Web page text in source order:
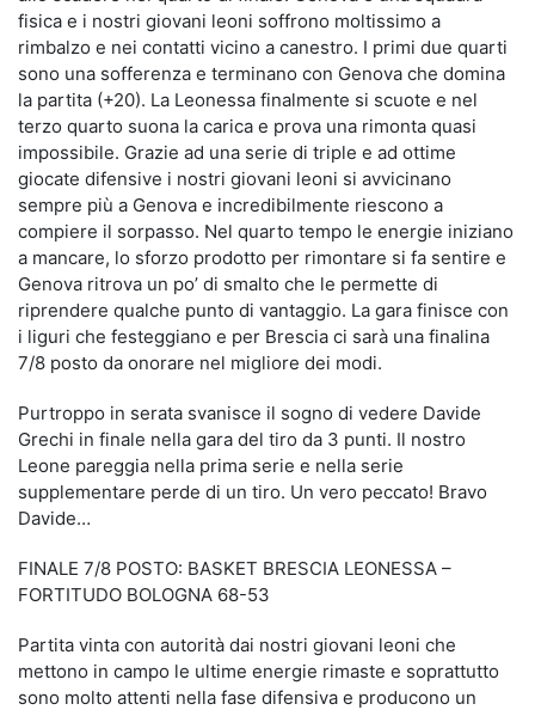
fisica e i nostri giovani leoni soffrono moltissimo a
rimbalzo e nei contatti vicino a canestro. I primi due quarti
sono una sofferenza e terminano con Genova che domina
la partita (+20). La Leonessa finalmente si scuote e nel
terzo quarto suona la carica e prova una rimonta quasi
impossibile. Grazie ad una serie di triple e ad ottime
giocate difensive i nostri giovani leoni si avvicinano
sempre più a Genova e incredibilmente riescono a
compiere il sorpasso. Nel quarto tempo le energie iniziano
a mancare, lo sforzo prodotto per rimontare si fa sentire e
Genova ritrova un po’ di smalto che le permette di
riprendere qualche punto di vantaggio. La gara finisce con
i liguri che festeggiano e per Brescia ci sarà una finalina
7/8 posto da onorare nel migliore dei modi.
Purtroppo in serata svanisce il sogno di vedere Davide
Grechi in finale nella gara del tiro da 3 punti. Il nostro
Leone pareggia nella prima serie e nella serie
supplementare perde di un tiro. Un vero peccato! Bravo
Davide…
FINALE 7/8 POSTO: BASKET BRESCIA LEONESSA –
FORTITUDO BOLOGNA 68-53
Partita vinta con autorità dai nostri giovani leoni che
mettono in campo le ultime energie rimaste e soprattutto
sono molto attenti nella fase difensiva e producono un